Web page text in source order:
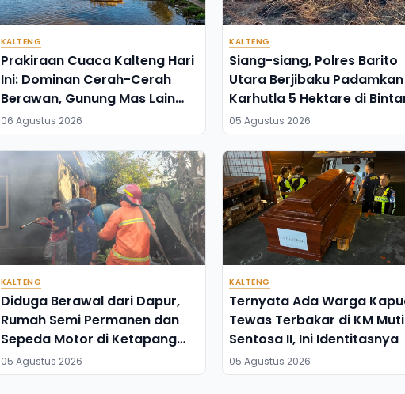
KALTENG
Prakiraan Cuaca Kalteng Hari
Ini: Dominan Cerah-Cerah
Berawan, Gunung Mas Lain
Sendiri
06 Agustus 2026
KALTENG
Siang-siang, Polres Barito
Utara Berjibaku Padamkan
Karhutla 5 Hektare di
Ninggi I
05 Agustus 2026
KALTENG
Diduga Berawal dari Dapur,
Rumah Semi Permanen dan
Sepeda Motor di Ketapang
Ludes Terbakar
05 Agustus 2026
KALTENG
Ternyata Ada Warga
Tewas Terbakar di KM
Sentosa II, Ini Identitasnya
05 Agustus 2026